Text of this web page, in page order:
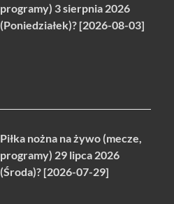
programy) 3 sierpnia 2026
(Poniedziałek)? [2026-08-03]
Piłka nożna na żywo (mecze,
programy) 29 lipca 2026
(Środa)? [2026-07-29]